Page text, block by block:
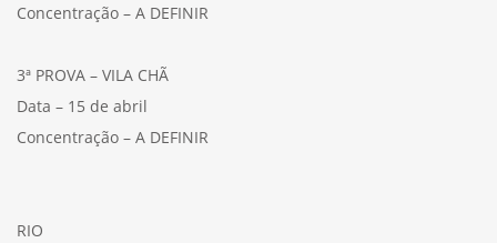
Concentração – A DEFINIR
3ª PROVA – VILA CHÃ
Data – 15 de abril
Concentração – A DEFINIR
RIO